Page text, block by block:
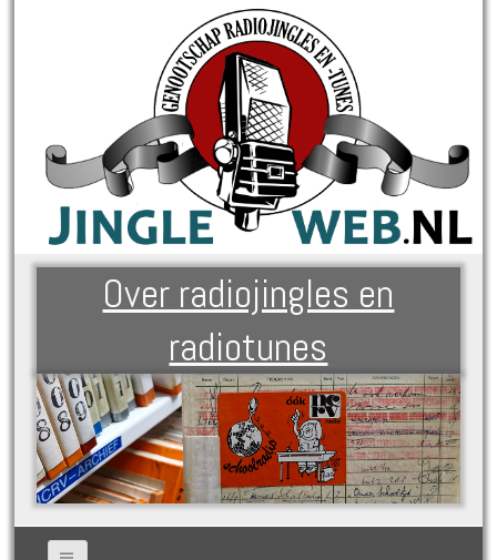
Over radiojingles en
radiotunes